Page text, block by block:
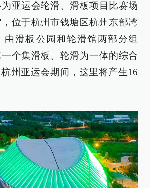
亚运会轮滑、滑板项目比赛场
位于杭州市钱塘区杭州东部湾
由滑板公园和轮滑馆两部分组
个集滑板、轮滑为一体的综合
州亚运会期间，这里将产生16